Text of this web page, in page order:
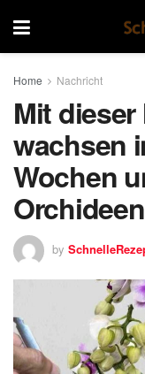
Home Nachricht
Mit
wachsen
Wochen
by